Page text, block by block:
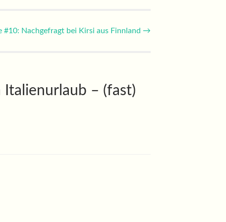
#10: Nachgefragt bei Kirsi aus Finnland →
– (fast)